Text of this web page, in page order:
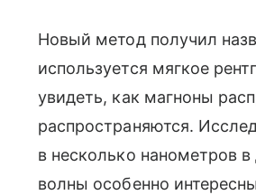
Новый метод получил
используется мягкое
увидеть, как магноны
распространяются.
в несколько нанометров
волны особенно интересны